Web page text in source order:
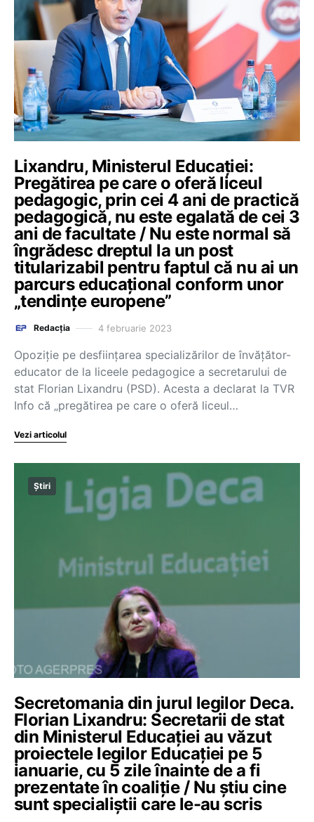
Lixandru, Ministerul Educației:
Pregătirea pe care o oferă liceul
pedagogic, prin cei 4 ani de practică
pedagogică, nu este egalată de cei 3
ani de facultate / Nu este normal să
îngrădesc dreptul la un post
titularizabil pentru faptul că nu ai un
parcurs educațional conform unor
„tendințe europene”
Redacția 4 februarie 2023
Opoziție pe desființarea specializărilor de învățător-
educator de la liceele pedagogice a secretarului de
stat Florian Lixandru (PSD). Acesta a declarat la TVR
Info că „pregătirea pe care o oferă liceul…
Vezi articolul
Știri
Secretomania din jurul legilor Deca.
Florian Lixandru: Secretarii de stat
din Ministerul Educației au văzut
proiectele legilor Educației pe 5
ianuarie, cu 5 zile înainte de a fi
prezentate în coaliție / Nu știu cine
sunt specialiștii care le-au scris